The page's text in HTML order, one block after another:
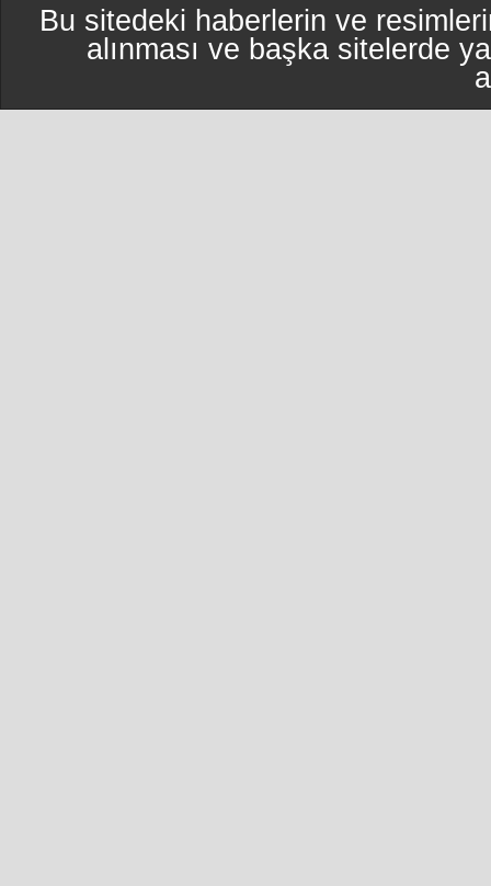
Bu sitedeki haberlerin ve
alınması ve başka sitelerde